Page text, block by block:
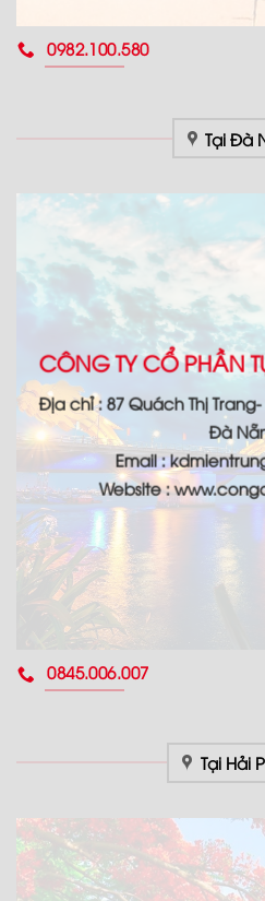
0982.100.580
Tại Đà
CÔNG TY CỔ PHẦN
Địa chỉ : 87 Quách Thị
Đà
Email :
Website :
0845.006.007
Tại Hải